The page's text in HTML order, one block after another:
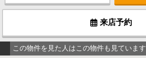
来店予約
この物件を見た人はこの物件も見ています